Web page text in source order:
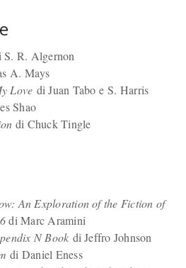
S. R. Algernon
A. Mays
Love di Juan Tabo e S. Harris
Shao
di Chuck Tingle
An Exploration of the Fiction of
di Marc Aramini
N Book di Jeffro Johnson
di Daniel Eness